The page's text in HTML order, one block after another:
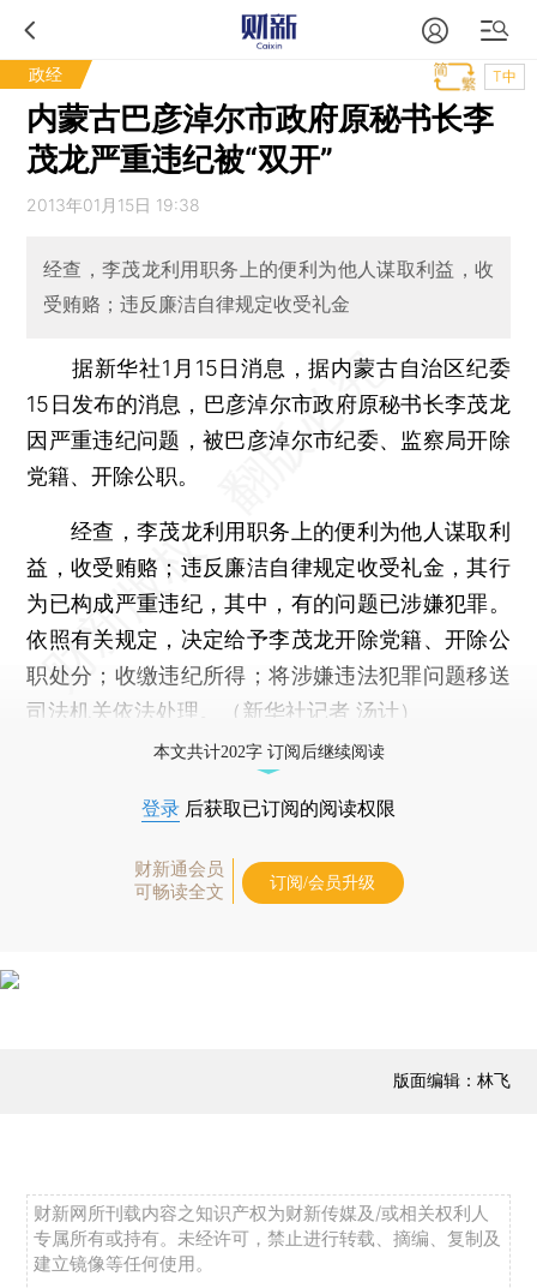
政经 T中
内蒙古巴彦淖尔市政府原秘书长李
茂龙严重违纪被“双开”
2013年01月15日 19:38
经查，李茂龙利用职务上的便利为他人谋取利益，收
受贿赂；违反廉洁自律规定收受礼金
据新华社1月15日消息，据内蒙古自治区纪委
15日发布的消息，巴彦淖尔市政府原秘书长李茂龙
因严重违纪问题，被巴彦淖尔市纪委、监察局开除
党籍、开除公职。
经查，李茂龙利用职务上的便利为他人谋取利
益，收受贿赂；违反廉洁自律规定收受礼金，其行
为已构成严重违纪，其中，有的问题已涉嫌犯罪。
依照有关规定，决定给予李茂龙开除党籍、开除公
职处分；收缴违纪所得；将涉嫌违法犯罪问题移送
司法机关依法处理。（新华社记者 汤计）
本文共计202字 订阅后继续阅读
登录 后获取已订阅的阅读权限
财新通会员
可畅读全文
订阅/会员升级
版面编辑：林飞
财新网所刊载内容之知识产权为财新传媒及/或相关权利人
专属所有或持有。未经许可，禁止进行转载、摘编、复制及
建立镜像等任何使用。